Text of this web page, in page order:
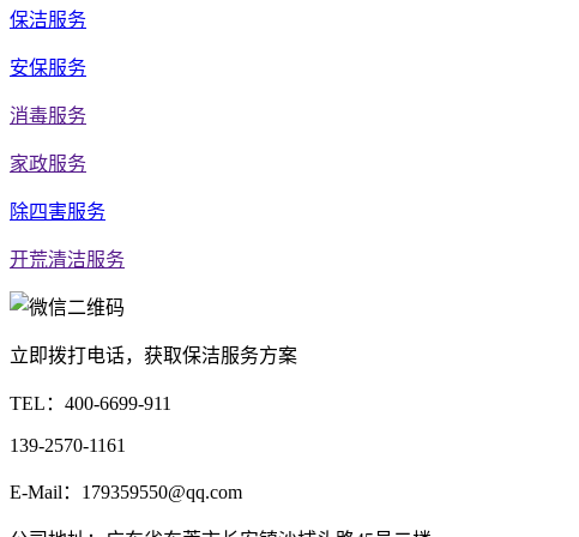
保洁服务
安保服务
消毒服务
家政服务
除四害服务
开荒清洁服务
立即拨打电话，获取保洁服务方案
TEL： 400-6699-911
139-2570-1161
E-Mail：179359550@qq.com